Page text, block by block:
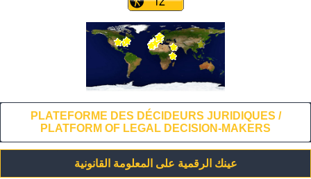
PLATEFORME DES DÉCIDEURS JURIDIQUES /
PLATFORM OF LEGAL DECISION-MAKERS
عينك الرقمية على المعلومة القانونية